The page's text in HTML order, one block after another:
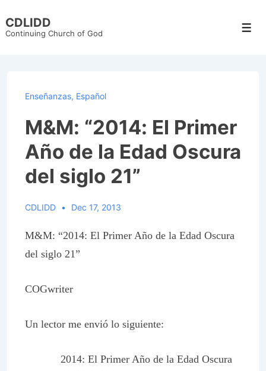
Skip
CDLIDD
Continuing Church of God
Enseñanzas, Español
M&M: “2014: El Primer
Año de la Edad Oscura
del siglo 21”
CDLIDD Dec 17, 2013
M&M: “2014: El Primer Año de la Edad Oscura
del siglo 21”
COGwriter
Un lector me envió lo siguiente:
2014: El Primer Año de la Edad Oscura